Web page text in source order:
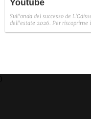
Youtube
Sull'onda del successo de
dell'estate 2026. Per riscoprirne